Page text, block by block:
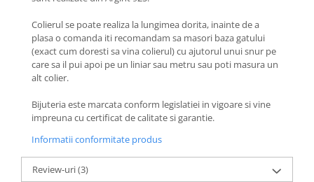
Brățări din Argint cu șnur reglabil
BRĂȚĂRI CU PIETRE SEMIPREȚIOASE
Brățări din Aur cu pietre
semiprețioase
Brățări din Argint cu pietre
Brățări elastice cu pietre
semiprețioase
BRĂȚĂRI DE PICIOR
Brățări de picior din Aur
Brățări de picior din Argint
Colierul se poate realiza la lungimea dorita, inainte de a
plasa o comanda iti recomandam sa masori baza gatului
(exact cum doresti sa vina colierul) cu ajutorul unui snur pe
care sa il pui apoi pe un liniar sau metru sau poti masura un
alt colier.
Bijuteria este marcata conform legislatiei in vigoare si vine
impreuna cu certificat de calitate si garantie.
Informatii conformitate produs
Review-uri(3)